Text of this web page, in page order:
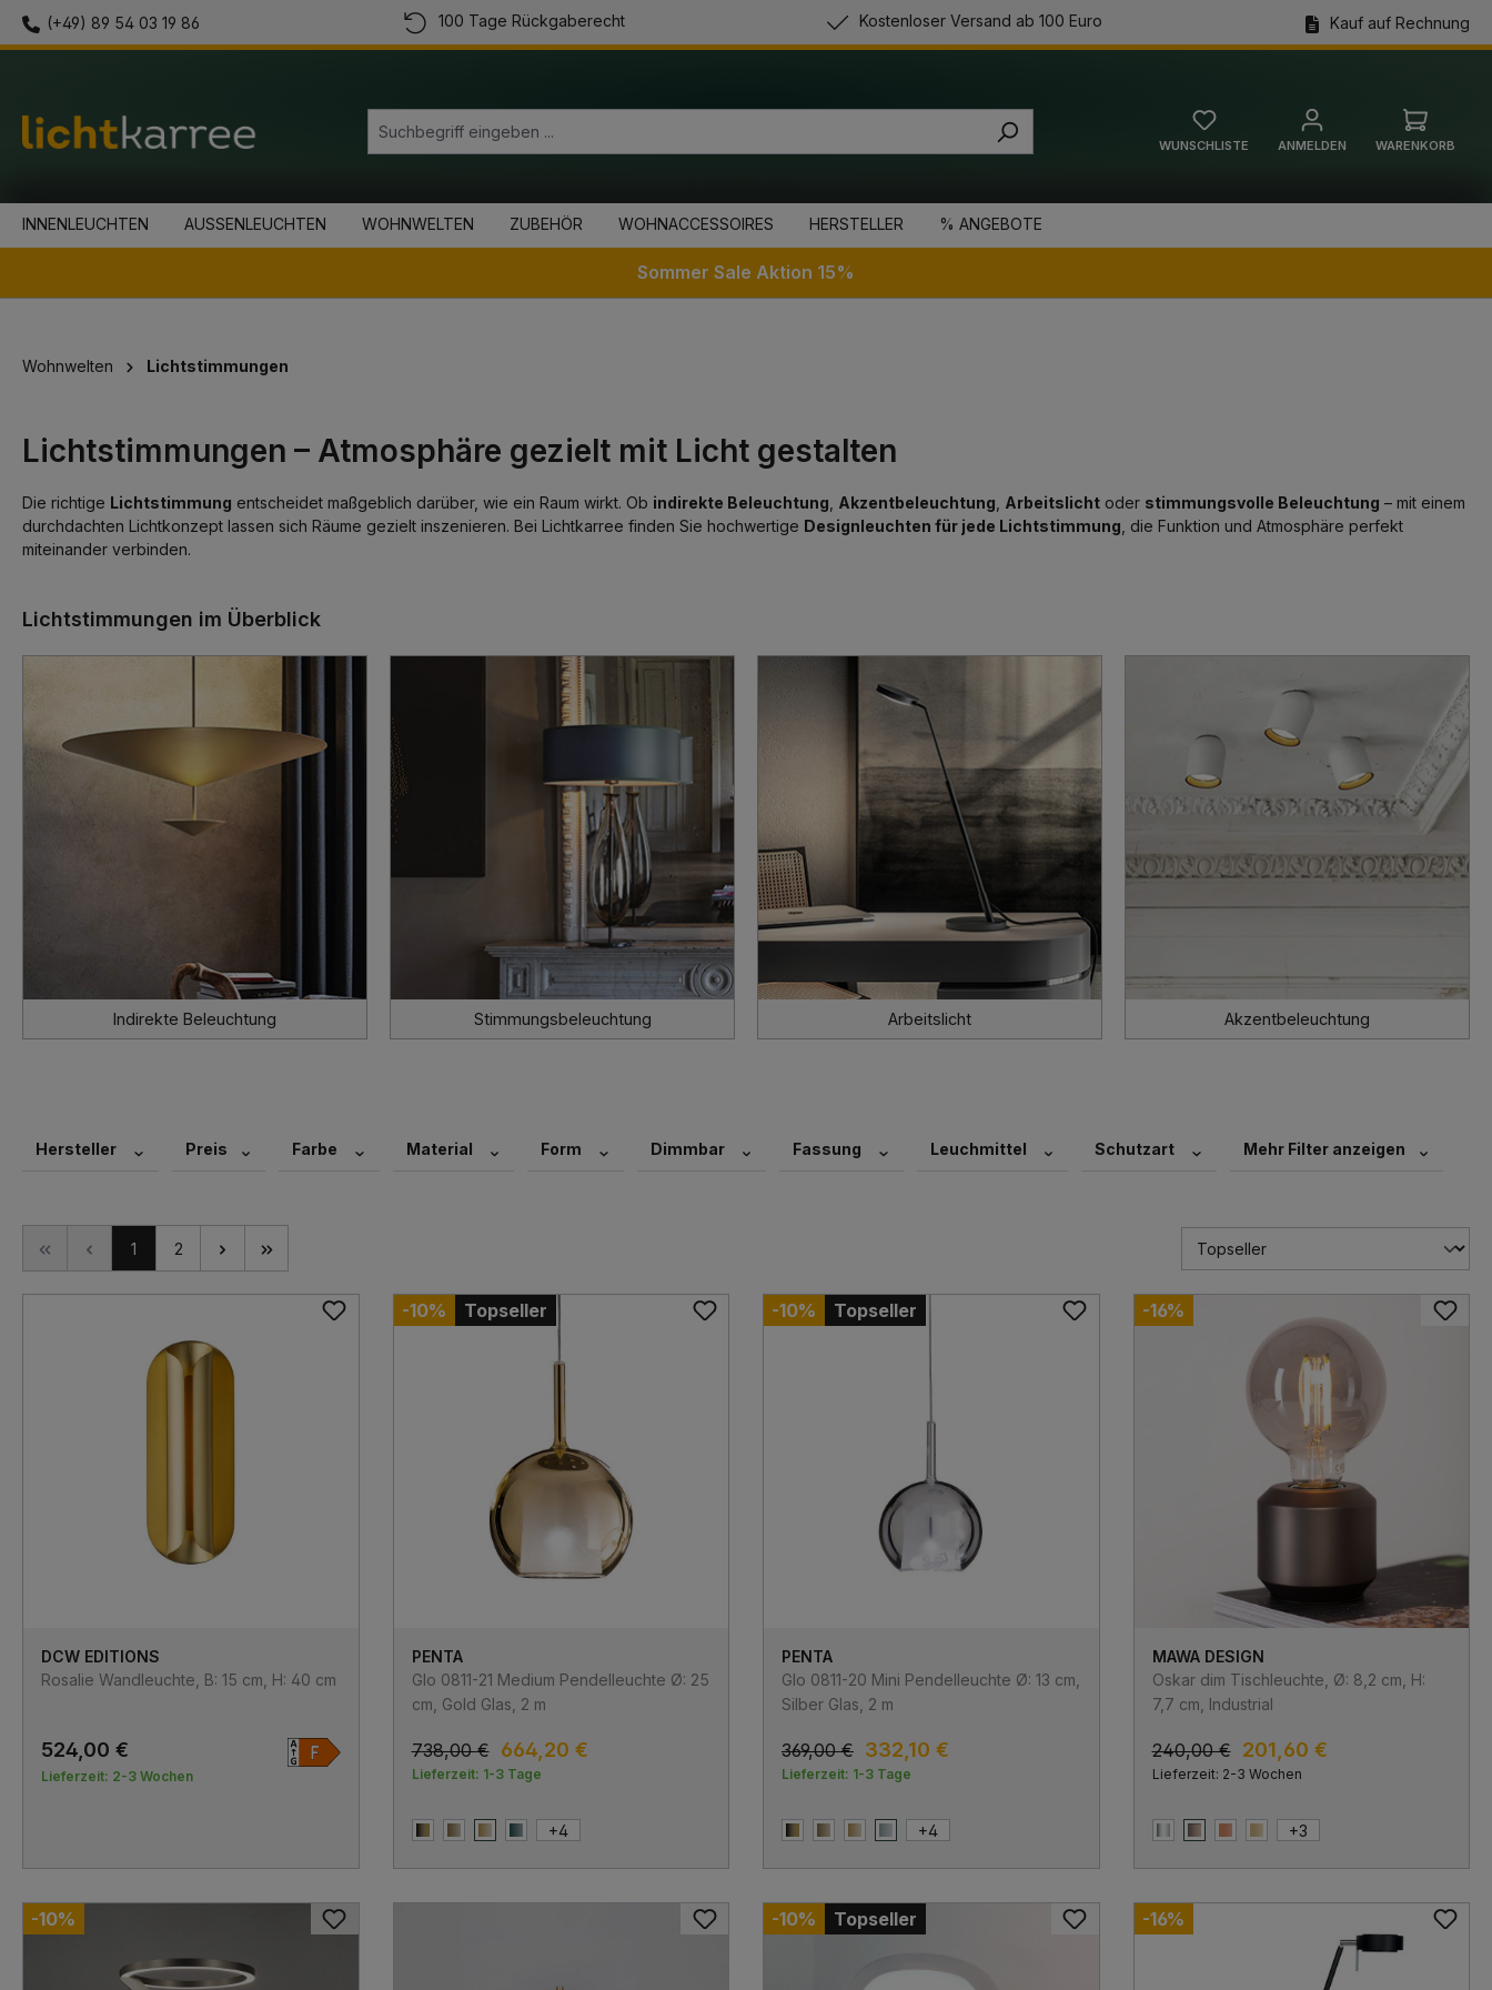
Zur Hauptnavigation springen
(+49) 89 54 03 19 86 100 Tage Rückgaberecht Kostenloser Versand ab 100 Euro Kauf auf Rechnung
WUNSCHLISTE ANMELDEN WARENKORB
INNENLEUCHTEN
AUSSENLEUCHTEN WOHNWELTEN ZUBEHÖR WOHNACCESSOIRES HERSTELLER % ANGEBOTE
Sommer Sale Aktion 15%
Wohnwelten Lichtstimmungen
Lichtstimmungen – Atmosphäre gezielt mit Licht gestalten
Die richtige Lichtstimmung entscheidet maßgeblich darüber, wie ein Raum wirkt. Ob indirekte Beleuchtung Akzentbeleuchtung Arbeitslicht oder stimmungsvolle Beleuchtung – mit einem
durchdachten Lichtkonzept lassen sich Räume gezielt inszenieren. Bei Lichtkarree finden Sie hochwertige Designleuchten für jede Lichtstimmung , die Funktion und Atmosphäre perfekt
miteinander verbinden.
Lichtstimmungen im Überblick
Indirekte Beleuchtung Stimmungsbeleuchtung Arbeitslicht Akzentbeleuchtung
Hersteller Preis Farbe Material Form Dimmbar Fassung Leuchmittel Schutzart Mehr Filter anzeigen
1 2
DCW EDITIONS
Rosalie Wandleuchte, B: 15 cm, H: 40 cm
524,00 €
Lieferzeit: 2-3 Wochen
-10% Topseller
PENTA
Glo 0811-21 Medium Pendelleuchte Ø: 25
cm, Gold Glas, 2 m
738,00 € 664,20 €
Lieferzeit: 1-3 Tage
4 Ever Glas
Bronze Glas
Gold Glas
Grün Glas
+4
-10% Topseller
PENTA
Glo 0811-20 Mini Pendelleuchte Ø: 13 cm,
Silber Glas, 2 m
369,00 € 332,10 €
Lieferzeit: 1-3 Tage
4 Ever Glas
Bronze Glas
Gold Glas
Silber Glas
+4
-16%
MAWA DESIGN
Oskar dim Tischleuchte, Ø: 8,2 cm, H:
7,7 cm, Industrial
240,00 € 201,60 €
Lieferzeit: 2-3 Wochen
ChromIndustrial
KupferMessing
+3
-10% -10% Topseller -16%